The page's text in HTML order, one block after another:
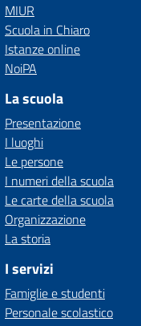
MIUR
Scuola in Chiaro
Istanze online
NoiPA
La scuola
Presentazione
I luoghi
Le persone
I numeri della scuola
Le carte della scuola
Organizzazione
La storia
I servizi
Famiglie e studenti
Personale scolastico